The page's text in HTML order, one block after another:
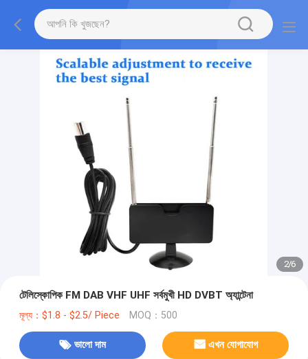
2/6
টেলিস্কোপিক FM DAB VHF UHF সর্বমুখী HD DVBT অ্যান্টেনা
মূল্য：$1.8 - $2.5/ Piece MOQ：500
ভালো দাম এখন যোগাযোগ